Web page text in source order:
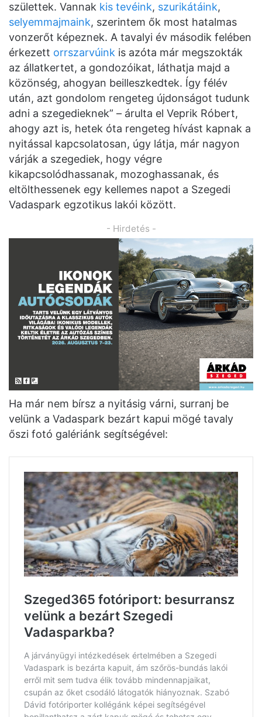
születtek. Vannak kis tevéink, szurikátáink,
selyemmajmaink, szerintem ők most hatalmas
vonzerőt képeznek. A tavalyi év második felében
érkezett orrszarvúink is azóta már megszokták
az állatkertet, a gondozóikat, láthatja majd a
közönség, ahogyan beilleszkedtek. Így félév
után, azt gondolom rengeteg újdonságot tudunk
adni a szegedieknek” – árulta el Veprik Róbert,
ahogy azt is, hetek óta rengeteg hívást kapnak a
nyitással kapcsolatosan, úgy látja, már nagyon
várják a szegediek, hogy végre
kikapcsolódhassanak, mozoghassanak, és
eltölthessenek egy kellemes napot a Szegedi
Vadaspark egzotikus lakói között.
- Hirdetés -
Ha már nem bírsz a nyitásig várni, surranj be
velünk a Vadaspark bezárt kapui mögé tavaly
őszi fotó galériánk segítségével: